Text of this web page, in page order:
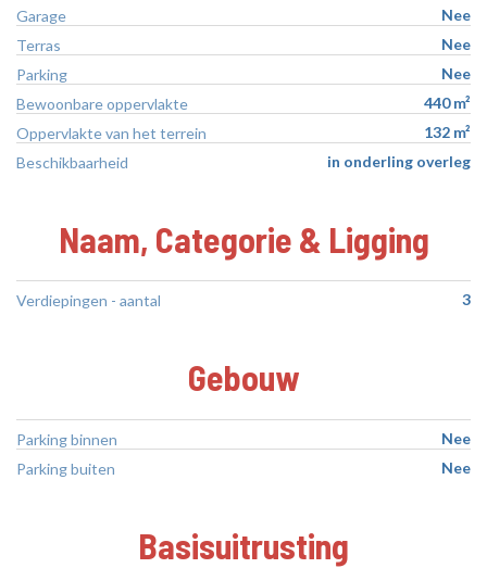
Garage
Nee
Terras
Nee
Parking
Nee
Bewoonbare oppervlakte
440 m²
Oppervlakte van het terrein
132 m²
Beschikbaarheid
in onderling overleg
Naam, Categorie & Ligging
Verdiepingen - aantal 3
Gebouw
Parking binnen
Nee
Parking buiten
Nee
Basisuitrusting